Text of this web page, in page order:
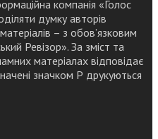
компанія «Голос
думку авторів
– з обов’язковим
Ревізор». За зміст та
матеріалах відповідає
значком Р друкуються